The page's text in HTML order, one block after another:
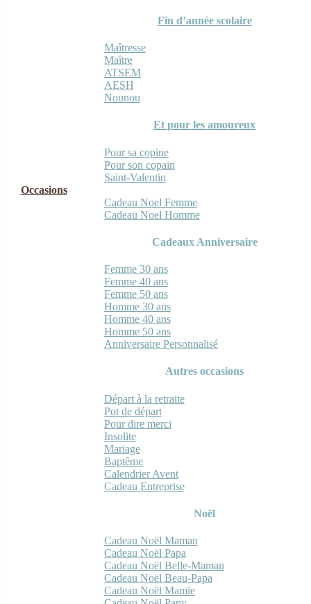
Fin d’année scolaire
Maîtresse
Maître
ATSEM
AESH
Nounou
Et pour les amoureux
Pour sa copine
Pour son copain
Saint-Valentin
Occasions
Cadeau Noel Femme
Cadeau Noel Homme
Cadeaux Anniversaire
Femme 30 ans
Femme 40 ans
Femme 50 ans
Homme 30 ans
Homme 40 ans
Homme 50 ans
Anniversaire Personnalisé
Autres occasions
Départ à la retraite
Pot de départ
Pour dire merci
Insolite
Mariage
Baptême
Calendrier Avent
Cadeau Entreprise
Noël
Cadeau Noël Maman
Cadeau Noël Papa
Cadeau Noël Belle-Maman
Cadeau Noël Beau-Papa
Cadeau Noël Mamie